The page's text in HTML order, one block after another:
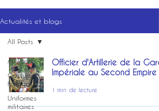
Actualités et blogs
All Posts
Costumes
historique
Uniformes
militaires
All Posts
Officier d'Artillerie de la
Impériale au Second Empire
1 min de lecture